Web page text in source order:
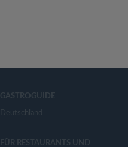
GASTROGUIDE
Deutschland
FÜR RESTAURANTS UND